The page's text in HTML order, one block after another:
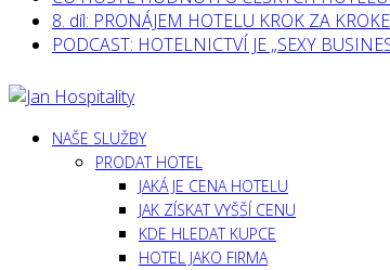
8. díl: PRONÁJEM HOTELU KROK ZA
PODCAST: HOTELNICTVÍ JE „SEXY
NAŠE SLUŽBY
PRODAT HOTEL
JAKÁ JE CENA HOTELU
JAK ZÍSKAT VYŠŠÍ CENU
KDE HLEDAT KUPCE
HOTEL JAKO FIRMA